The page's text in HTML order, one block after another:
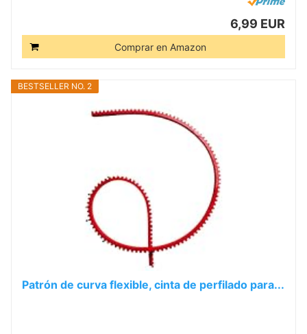
6,99 EUR
Comprar en Amazon
BESTSELLER NO. 2
Patrón de curva flexible, cinta de perfilado para...